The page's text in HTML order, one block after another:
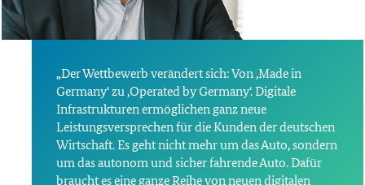
„Der Wettbewerb verändert sich: Von ‚Made in
Germany‘ zu ‚Operated by Germany‘. Digitale
Infrastrukturen ermöglichen ganz neue
Leistungsversprechen für die Kunden der deutschen
Wirtschaft. Es geht nicht mehr um das Auto, sondern
um das autonom und sicher fahrende Auto. Dafür
braucht es eine ganze Reihe von neuen digitalen